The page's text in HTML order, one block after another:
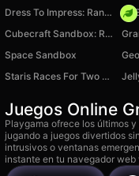
Dress To Impress: Random Clothes
+1
Cubecraft Sandbox: Ragdoll Playground
Space Sandbox
Staris Races For Two Players
Juegos Online
Playgama ofrece los últimos
jugando a juegos divertidos
intrusivos o ventanas
instante en tu navegador